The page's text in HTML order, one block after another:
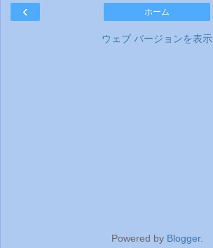
‹ ホーム
ウェブ バージョンを表示
Powered by Blogger.